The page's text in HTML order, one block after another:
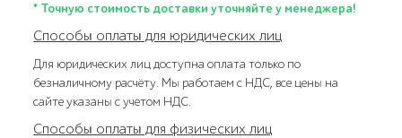
* Точную стоимость доставки уточняйте у менеджера!
Способы оплаты для юридических лиц
Для юридических лиц доступна оплата только по
безналичному расчёту. Мы работаем с НДС, все цены на
сайте указаны с учетом НДС.
Способы оплаты для физических лиц